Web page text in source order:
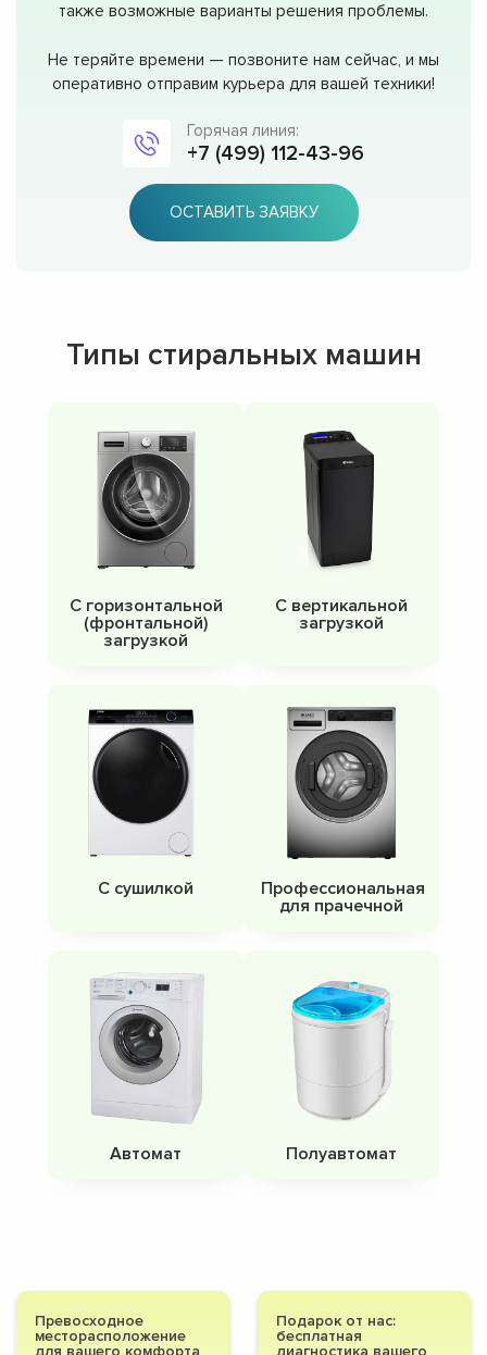
также возможные варианты решения проблемы.
Не теряйте времени — позвоните нам сейчас, и мы
оперативно отправим курьера для вашей техники!
Горячая линия:
+7 (499) 112-43-96
ОСТАВИТЬ ЗАЯВКУ
Типы стиральных машин
С горизонтальной
(фронтальной)
загрузкой
С вертикальной
загрузкой
С сушилкой
Профессиональная
для прачечной
Автомат Полуавтомат
Превосходное
месторасположение
Подарок от нас:
бесплатная